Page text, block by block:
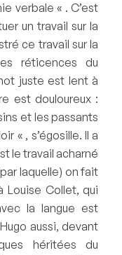
verbale « . C’est
un travail sur la
ce travail sur la
réticences du
juste est lent à
est douloureux :
et les passants
« , s’égosille. Il a
le travail acharné
laquelle) on fait
Louise Collet, qui
la langue est
aussi, devant
héritées du